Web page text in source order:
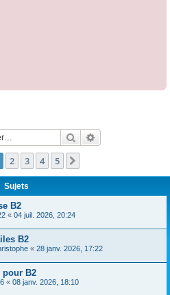
Rechercher
2 3 4 5
Sujets
B2
« 04 juil. 2026, 20:24
B2
« 28 janv. 2026, 17:22
pour B2
« 08 janv. 2026, 18:10